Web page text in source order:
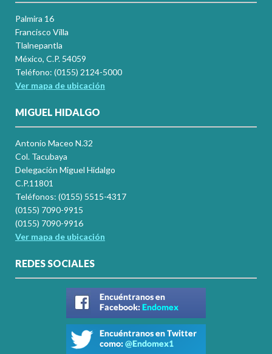
Palmira 16
Francisco Villa
Tlalnepantla
México, C.P. 54059
Teléfono: (0155) 2124-5000
Ver mapa de ubicación
MIGUEL HIDALGO
Antonio Maceo N.32
Col. Tacubaya
Delegación Miguel Hidalgo
C.P.11801
Teléfonos: (0155) 5515-4317
(0155) 7090-9915
(0155) 7090-9916
Ver mapa de ubicación
REDES SOCIALES